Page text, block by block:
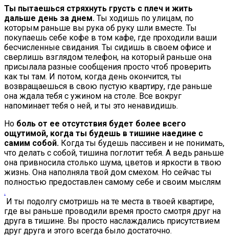
Ты пытаешься стряхнуть грусть с плеч и жить
дальше день за днем. Ты ходишь по улицам, по
которым раньше вы рука об руку шли вместе. Ты
покупаешь себе кофе в том кафе, где проходили ваши
бесчисленные свидания. Ты сидишь в своем офисе и
сверлишь взглядом телефон, на который раньше она
присылала разные сообщения просто чтоб проверить
как ты там. И потом, когда день окончится, ты
возвращаешься в свою пустую квартиру, где раньше
она ждала тебя с ужином на столе. Все вокруг
напоминает тебя о ней, и ты это ненавидишь.
Но боль от ее отсутствия будет более всего
ощутимой, когда ты будешь в тишине наедине с
самим собой. Когда ты будешь пассивен и не понимать,
что делать с собой, тишина поглотит тебя. А ведь раньше
она привносила столько шума, цветов и яркости в твою
жизнь. Она наполняла твой дом смехом. Но сейчас ты
полностью предоставлен самому себе и своим мыслям
.
И ты подолгу смотришь на те места в твоей квартире,
где вы раньше проводили время просто смотря друг на
друга в тишине. Вы просто наслаждались присутствием
друг друга и этого всегда было достаточно.